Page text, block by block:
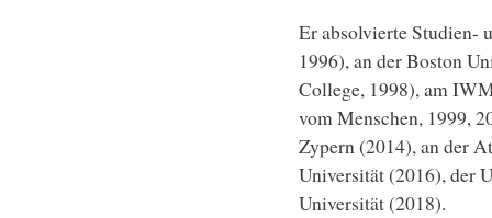
Er absolvierte Studien-
1996), an der Boston
College, 1998), am
vom Menschen, 1999,
Zypern (2014), an der
Universität (2016), der
Universität (2018).